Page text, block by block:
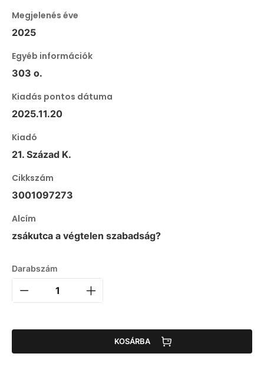
Megjelenés éve
2025
Egyéb információk
303 o.
Kiadás pontos dátuma
2025.11.20
Kiadó
21. Század K.
Cikkszám
3001097273
Alcím
zsákutca a végtelen szabadság?
Darabszám
KOSÁRBA